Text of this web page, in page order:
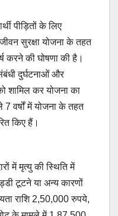
पीड़ितों के लिए
सुरक्षा योजना के तहत
करने की घोषणा की है।
दुर्घटनाओं और
शामिल कर योजना का
7 वर्षों में योजना के तहत
किए हैं।
में मृत्यु की स्थिति में
टूटने या अन्य कारणों
राशि 2,50,000 रुपये,